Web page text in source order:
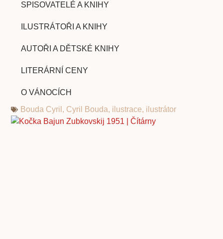
SPISOVATELÉ A KNIHY
ILUSTRÁTOŘI A KNIHY
AUTOŘI A DĚTSKÉ KNIHY
LITERÁRNÍ CENY
O VÁNOCÍCH
Bouda Cyril , Cyril Bouda, ilustrace, ilustrátor